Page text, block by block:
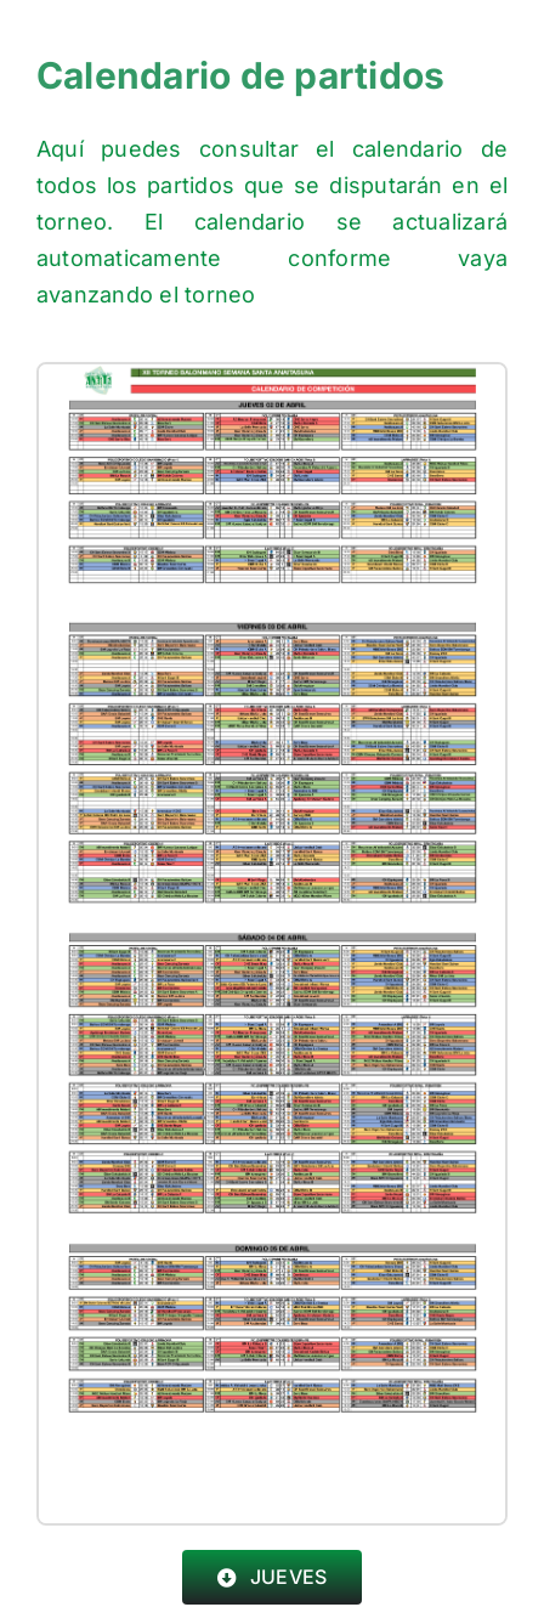
Calendario de partidos
Aquí puedes consultar el calendario de
todos los partidos que se disputarán en el
torneo. El calendario se actualizará
automaticamente conforme vaya
avanzando el torneo
JUEVES